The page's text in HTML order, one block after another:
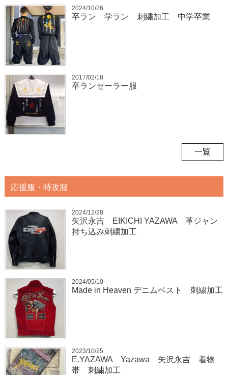
2024/10/26
卒ラン 学ラン 刺繍加工 中学卒業
2017/02/18
卒ランセーラー服
一覧
応援服・特攻服
2024/12/28
矢沢永吉 EIKICHI YAZAWA 革ジャン
持ち込み刺繍加工
2024/05/10
Made in Heaven デニムベスト 刺繍加工
2023/10/25
E.YAZAWA Yazawa 矢沢永吉 着物
帯 刺繍加工